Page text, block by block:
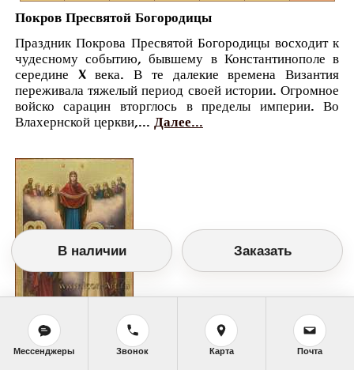
Покров Пресвятой Богородицы
Праздник Покрова Пресвятой Богородицы восходит к
чудесному событию, бывшему в Константинополе в
середине X века. В те далекие времена Византия
переживала тяжелый период своей истории. Огромное
войско сарацин вторглось в пределы империи. Во
Влахернской церкви,... Далее...
Православный календарь
Среда, 14 Октября (1 Октября по старому
В наличии Заказать
Мессенджеры Звонок Карта Почта